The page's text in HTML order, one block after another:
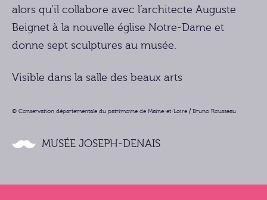
alors qu’il collabore avec l’architecte Auguste
Beignet à la nouvelle église Notre-Dame et
donne sept sculptures au musée.
Visible dans la salle des beaux arts
© Conservation départementale du patrimoine de Maine-et-Loire / Bruno Rousseau
MUSÉE JOSEPH-DENAIS